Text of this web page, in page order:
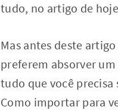
tudo, no artigo de
Mas antes deste
preferem absorver
tudo que você precisa
Como importar para